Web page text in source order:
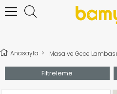
Anasayfa > Masa ve Gece Lambası
Filtreleme